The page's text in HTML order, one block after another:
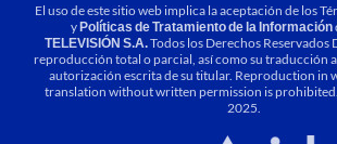
El uso de este sitio web implica la aceptación de los
yPolíticas de Tratamiento de la Información
TELEVISIÓN S.A.Todos los Derechos Reservados
reproducción total o parcial, así como su traducción
autorización escrita de su titular. Reproduction in
translation without written permission is
2025.